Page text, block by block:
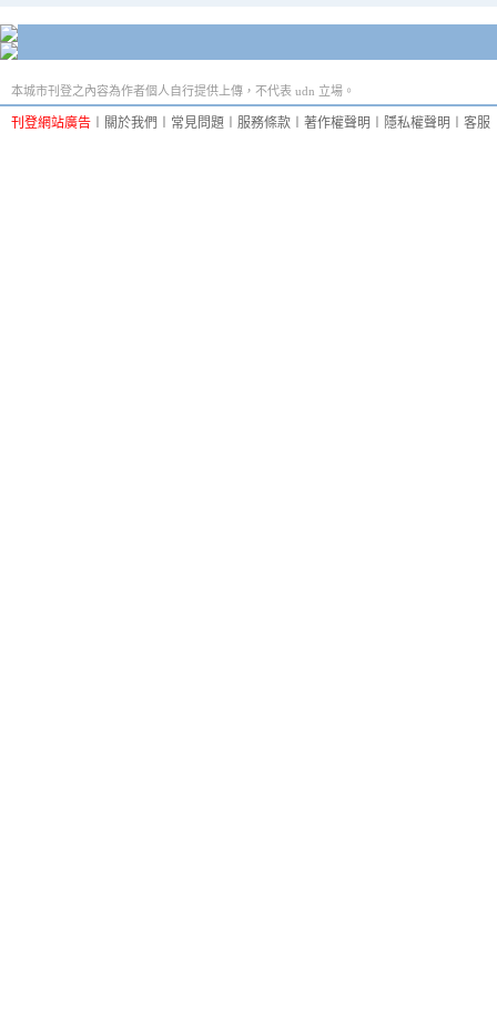
本城市刊登之內容為作者個人自行提供上傳，不代表 udn 立場。
刊登網站廣告 關於我們 常見問題 服務條款 著作權聲明 隱私權聲明 客服